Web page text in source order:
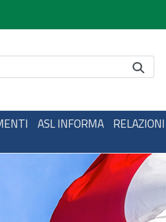
ASL INFORMA